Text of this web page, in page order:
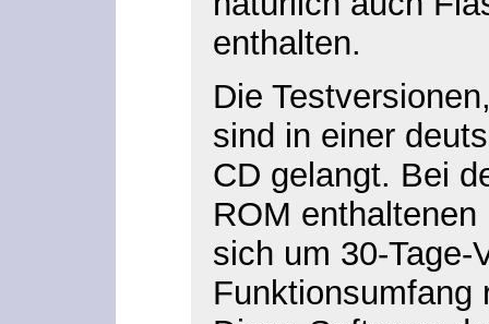
enthalten.
Die
sind in einer
CD gelangt. Bei
ROM
sich um 30-Tage-
Funktionsumfang